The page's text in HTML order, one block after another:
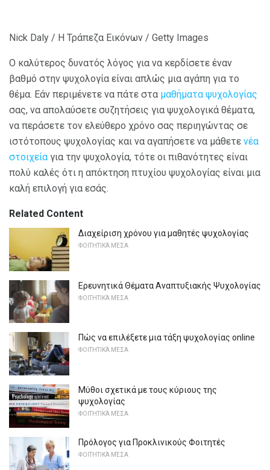
Nick Daly / Η Τράπεζα Εικόνων / Getty Images
Ο καλύτερος δυνατός λόγος για να κερδίσετε έναν
βαθμό στην ψυχολογία είναι απλώς μια αγάπη για το
θέμα. Εάν περιμένετε να πάτε στα μαθήματα ψυχολογίας
σας, να απολαύσετε συζητήσεις για ψυχολογικά θέματα,
να περάσετε τον ελεύθερο χρόνο σας περιηγώντας σε
ιστότοπους ψυχολογίας και να αγαπήσετε να μάθετε νέα
στοιχεία για την ψυχολογία, τότε οι πιθανότητες είναι
πολύ καλές ότι η απόκτηση πτυχίου ψυχολογίας είναι μια
καλή επιλογή για εσάς.
Related Content
Διαχείριση χρόνου για μαθητές ψυχολογίας
ΦΟΙΤΗΤΙΚΆ ΜΈΣΑ
Ερευνητικά Θέματα Αναπτυξιακής Ψυχολογίας
ΦΟΙΤΗΤΙΚΆ ΜΈΣΑ
Πώς να επιλέξετε μια τάξη ψυχολογίας online
ΦΟΙΤΗΤΙΚΆ ΜΈΣΑ
Μύθοι σχετικά με τους κύριους της
ψυχολογίας
ΦΟΙΤΗΤΙΚΆ ΜΈΣΑ
Πρόλογος για Προκλινικούς Φοιτητές
ΦΟΙΤΗΤΙΚΆ ΜΈΣΑ